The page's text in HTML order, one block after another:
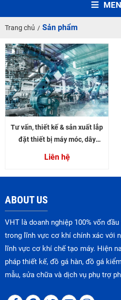
Trang chủ / Sản phẩm
Tư vấn, thiết kế & sản xuất lắp
đặt thiết bị máy móc, dây
Liên hệ
ABOUT US
VHT là doanh nghiệp 100% vốn
trong lĩnh vực cơ khí chính xác với
lĩnh vực cơ khí chế tạo máy. Hiện
pháp thiết kế, đồ gá hàn, đồ gá
mẫu, sửa chữa và dịch vụ phụ trợ